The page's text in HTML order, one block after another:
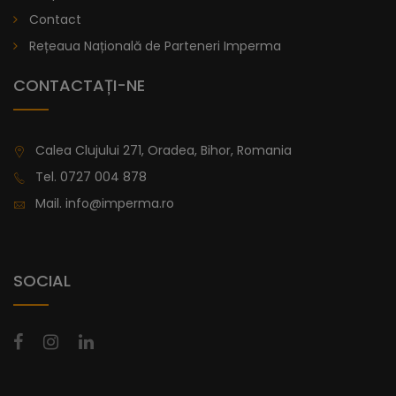
De la 996,47
Contact
Rețeaua Națională de Parteneri Imperma
CONTACTAȚI-NE
Calea Clujului 271, Oradea, Bihor, Romania
Tel. 0727 004 878
Mail. info@imperma.ro
SOCIAL